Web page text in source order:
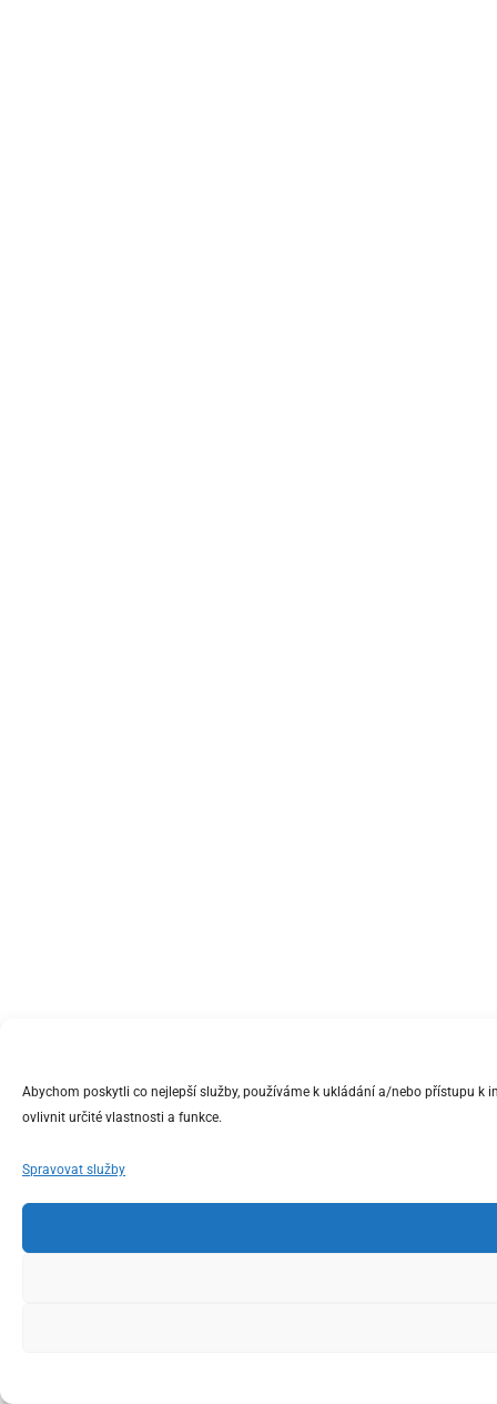
Abychom poskytli co nejlepší služby, používáme k ukládání a/nebo přístupu
ovlivnit určité vlastnosti a funkce.
Spravovat služby